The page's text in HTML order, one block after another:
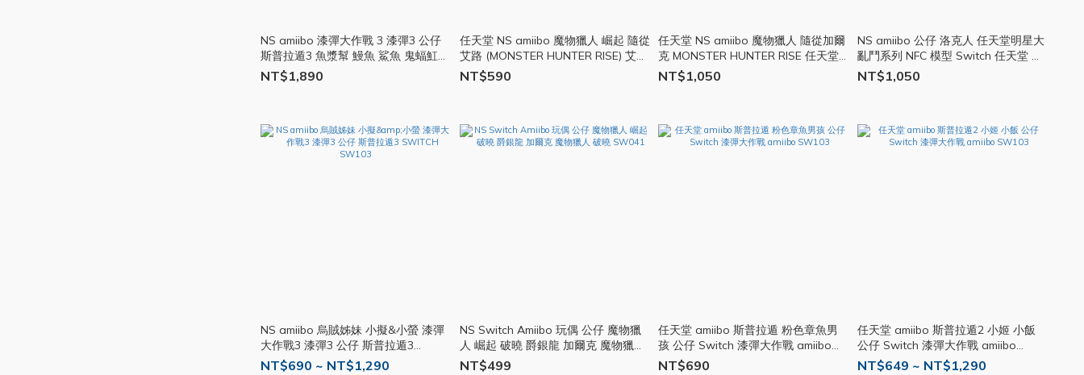
NS amiibo 漆彈大作戰 3 漆彈3 公仔
斯普拉遁3 魚漿幫 鰻魚 鯊魚 鬼蝠魟
SWITCH SW103
NT$1,890
任天堂 NS amiibo 魔物獵人 崛起 隨從
艾路 (MONSTER HUNTER RISE) 艾路
公仔 SW010
NT$590
任天堂 NS amiibo 魔物獵人 隨從加爾
克 MONSTER HUNTER RISE 任天堂
台灣公司貨 SW009
NT$1,050
NS amiibo 公仔 洛克人 任天堂明星大
亂鬥系列 NFC 模型 Switch 任天堂 玩
偶 SW150 Q哥
NT$1,050
NS amiibo 烏賊姊妹 小擬&小螢 漆彈
大作戰3 漆彈3 公仔 斯普拉遁3
SWITCH SW103
NT$690 ~ NT$1,290
NS Switch Amiibo 玩偶 公仔 魔物獵
人 崛起 破曉 爵銀龍 加爾克 魔物獵人
破曉 SW041
NT$499
任天堂 amiibo 斯普拉遁 粉色章魚男
孩 公仔 Switch 漆彈大作戰 amiibo
SW103
NT$690
任天堂 amiibo 斯普拉遁2 小姬 小飯
公仔 Switch 漆彈大作戰 amiibo
SW103
NT$649 ~ NT$1,290